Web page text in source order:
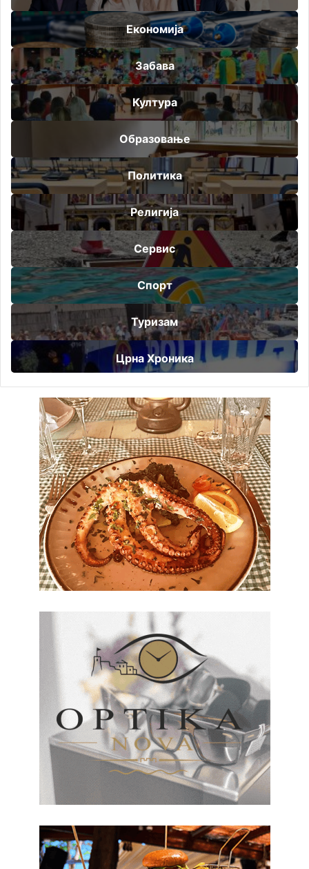
Економија
Забава
Култура
Образовање
Политика
Религија
Сервис
Спорт
Туризам
Црна Хроника